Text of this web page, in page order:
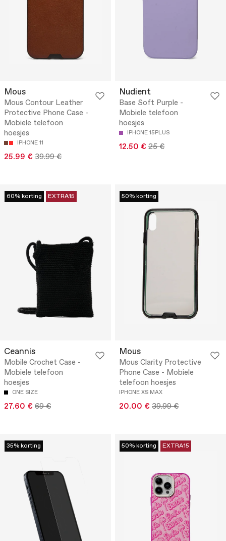
Mous
Mous Contour Leather
Protective Phone Case -
Mobiele telefoon
hoesjes
IPHONE 11
25.99 € 39.99 €
Nudient
Base Soft Purple -
Mobiele telefoon
hoesjes
IPHONE 15PLUS
12.50 € 25 €
60% korting EXTRA15
Ceannis
Mobile Crochet Case -
Mobiele telefoon
hoesjes
ONE SIZE
27.60 € 69 €
50% korting
Mous
Mous Clarity Protective
Phone Case - Mobiele
telefoon hoesjes
IPHONE XS MAX
20.00 € 39.99 €
35% korting 50% korting EXTRA15